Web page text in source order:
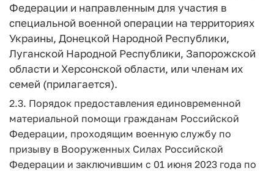
Федерации и направленным для участия в
специальной военной операции на территориях
Украины, Донецкой Народной Республики,
Луганской Народной Республики, Запорожской
области и Херсонской области, или членам их
семей (прилагается).
2.3. Порядок предоставления единовременной
материальной помощи гражданам Российской
Федерации, проходящим военную службу по
призыву в Вооруженных Силах Российской
Федерации и заключившим с 01 июня 2023 года по